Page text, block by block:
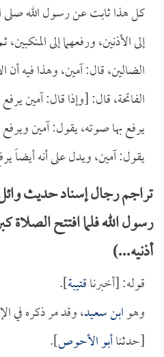
كل هذا ثابت عن رسول الله صلى
إلى الأذنين، ورفعهما إلى
الضالين، قال: آمين، وهذا فيه أن
الفاتحة، قال: [وإذا قال: آمين
يرفع بها صوته، يقول: آمين
يقول: آمين، ويدل على أنه أيضاً
تراجم رجال إسناد حديث
رسول الله فلما افتتح الصلاة
أذنيه...)
قوله: [أخبرناقتيبة].
وهوابن سعيد، وقد مر ذكره في
[حدثناأبو الأحوص].